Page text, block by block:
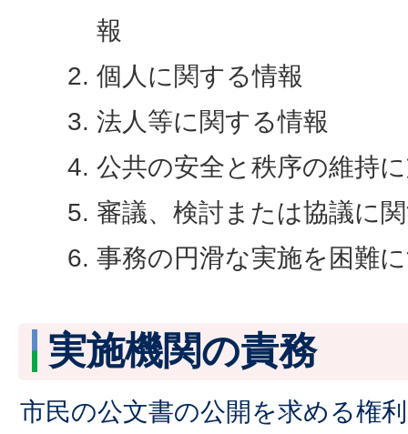
報
個人に関する情報
法人等に関する情報
公共の安全と秩序の維持
審議、検討または協議に
事務の円滑な実施を困難
実施機関の責務
市民の公文書の公開を求める権